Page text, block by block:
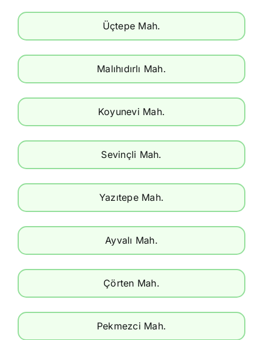
Üçtepe Mah.
Malıhıdırlı Mah.
Koyunevi Mah.
Sevinçli Mah.
Yazıtepe Mah.
Ayvalı Mah.
Çörten Mah.
Pekmezci Mah.